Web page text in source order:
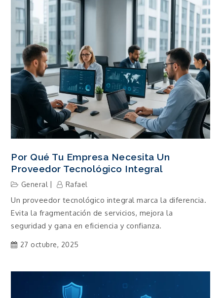
Por Qué Tu Empresa Necesita Un
Proveedor Tecnológico Integral
General Rafael
Un proveedor tecnológico integral marca la diferencia.
Evita la fragmentación de servicios, mejora la
seguridad y gana en eficiencia y confianza.
27 octubre, 2025